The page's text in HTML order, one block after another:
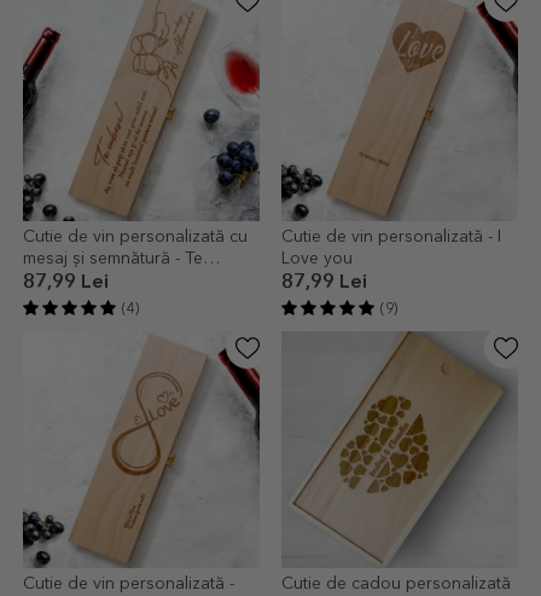
Cutie de vin personalizată cu
mesaj și semnătură - Te
iubesc!
87,99 Lei
(4)
Cutie de vin personalizată - I
Love you
87,99 Lei
(9)
Cutie de vin personalizată -
Cutie de cadou personalizată